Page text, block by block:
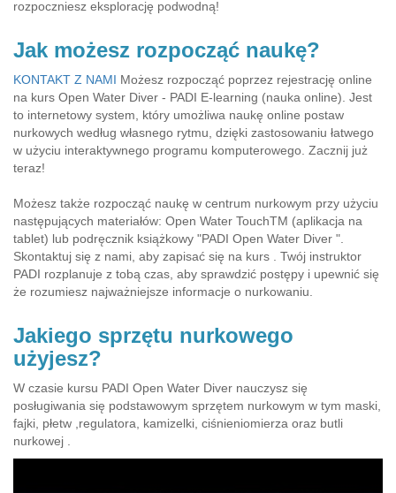
rozpoczniesz eksplorację podwodną!
Jak możesz rozpocząć naukę?
KONTAKT Z NAMI Możesz rozpocząć poprzez rejestrację online
na kurs Open Water Diver - PADI E-learning (nauka online). Jest
to internetowy system, który umożliwa naukę online postaw
nurkowych według własnego rytmu, dzięki zastosowaniu łatwego
w użyciu interaktywnego programu komputerowego. Zacznij już
teraz!
Możesz także rozpocząć naukę w centrum nurkowym przy użyciu
następujących materiałów: Open Water TouchTM (aplikacja na
tablet) lub podręcznik książkowy "PADI Open Water Diver ".
Skontaktuj się z nami, aby zapisać się na kurs . Twój instruktor
PADI rozplanuje z tobą czas, aby sprawdzić postępy i upewnić się
że rozumiesz najważniejsze informacje o nurkowaniu.
Jakiego sprzętu nurkowego
użyjesz?
W czasie kursu PADI Open Water Diver nauczysz się
posługiwania się podstawowym sprzętem nurkowym w tym maski,
fajki, płetw ,regulatora, kamizelki, ciśnieniomierza oraz butli
nurkowej .